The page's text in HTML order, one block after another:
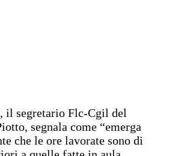
il segretario Flc-Cgil del
segnala come “emerga
che le ore lavorate sono di